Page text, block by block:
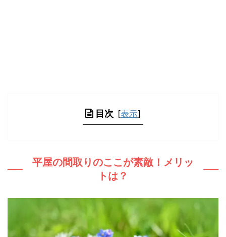
目次 [表示]
平屋の間取りのここが素敵！メリッ
トは？